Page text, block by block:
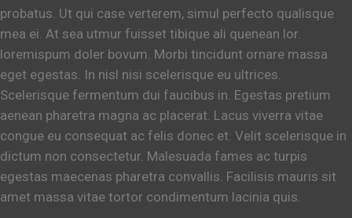
probatus. Ut qui case verterem, simul perfecto qualisque
mea ei. At sea utmur fuisset tibique ali quenean lor.
loremispum doler bovum. Morbi tincidunt ornare massa
eget egestas. In nisl nisi scelerisque eu ultrices.
Scelerisque fermentum dui faucibus in. Egestas pretium
aenean pharetra magna ac placerat. Lacus viverra vitae
congue eu consequat ac felis donec et. Velit scelerisque in
dictum non consectetur. Malesuada fames ac turpis
egestas maecenas pharetra convallis. Facilisis mauris sit
amet massa vitae tortor condimentum lacinia quis.